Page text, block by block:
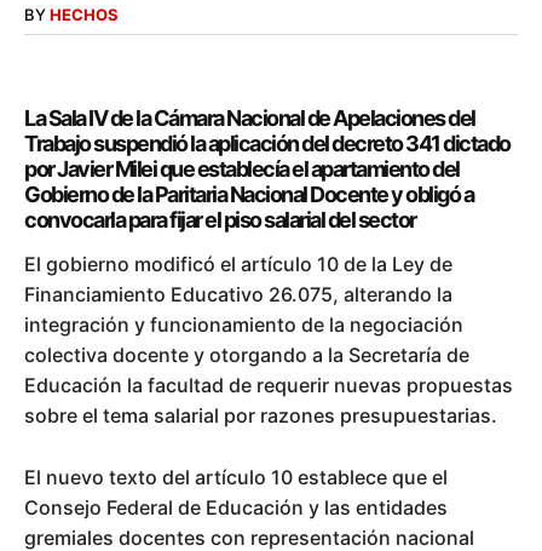
BYHECHOS
La Sala IV de la Cámara Nacional de Apelaciones del
Trabajo suspendió la aplicación del decreto 341 dictado
por Javier Milei que establecía el apartamiento del
Gobierno de la Paritaria Nacional Docente y obligó a
convocarla para fijar el piso salarial del sector
El gobierno modificó el artículo 10 de la Ley de
Financiamiento Educativo 26.075, alterando la
integración y funcionamiento de la negociación
colectiva docente y otorgando a la Secretaría de
Educación la facultad de requerir nuevas propuestas
sobre el tema salarial por razones presupuestarias.
El nuevo texto del artículo 10 establece que el
Consejo Federal de Educación y las entidades
gremiales docentes con representación nacional